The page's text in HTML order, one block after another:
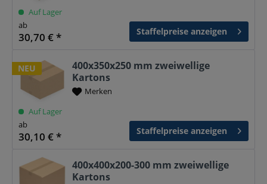
Auf Lager
ab
30,70 € * Staffelpreise anzeigen
NEU
400x350x250 mm zweiwellige
Kartons
Merken
Auf Lager
ab
30,10 € * Staffelpreise anzeigen
400x400x200-300 mm zweiwellige
Kartons